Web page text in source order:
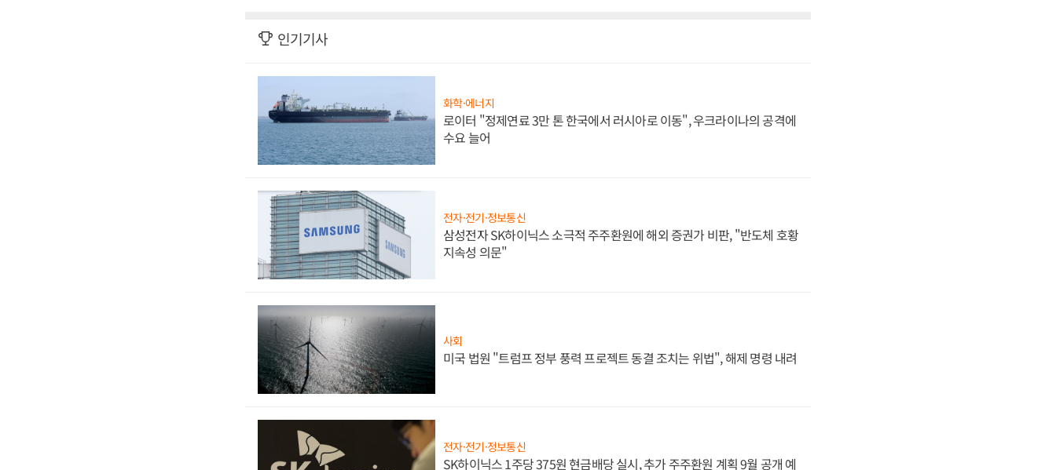
인기기사
화학·에너지
로이터 "정제연료 3만 톤 한국에서 러시아로 이동", 우크라이나의 공격에
수요 늘어
전자·전기·정보통신
삼성전자 SK하이닉스 소극적 주주환원에 해외 증권가 비판, "반도체 호황
지속성 의문"
사회
미국 법원 "트럼프 정부 풍력 프로젝트 동결 조치는 위법", 해제 명령 내려
전자·전기·정보통신
SK하이닉스 1주당 375원 현금배당 실시, 추가 주주환원 계획 9월 공개 예